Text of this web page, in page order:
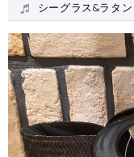
シーグラス&ラタ